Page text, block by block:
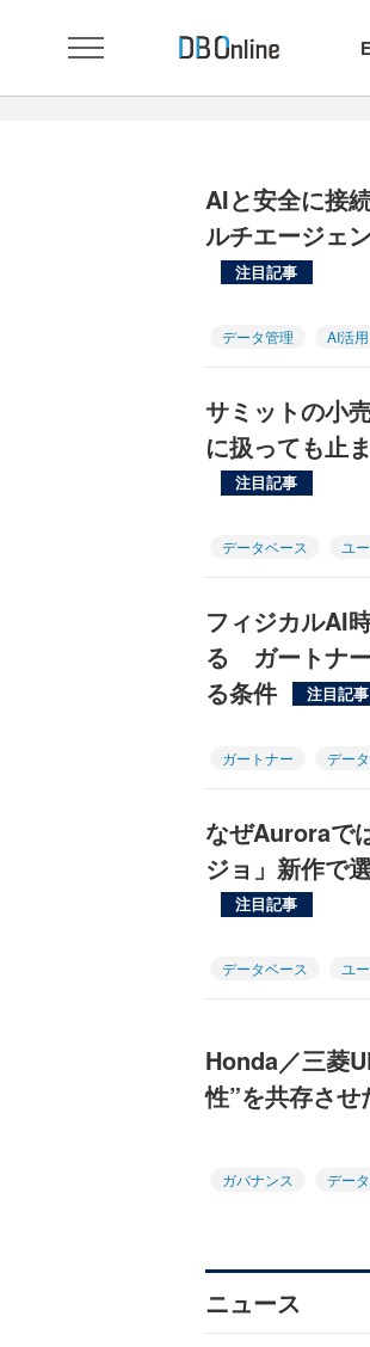
AIと安全に接
ルチエージェ
注目記事
データ管理 AI活用
サミットの小
に扱っても止
注目記事
データベース ユ
フィジカルAI
る ガートナ
る条件
注目記事
ガートナー デー
なぜAuroraで
ジョ」新作で
注目記事
データベース ユ
Honda／三菱
性”を共存さ
ガバナンス デー
ニュース